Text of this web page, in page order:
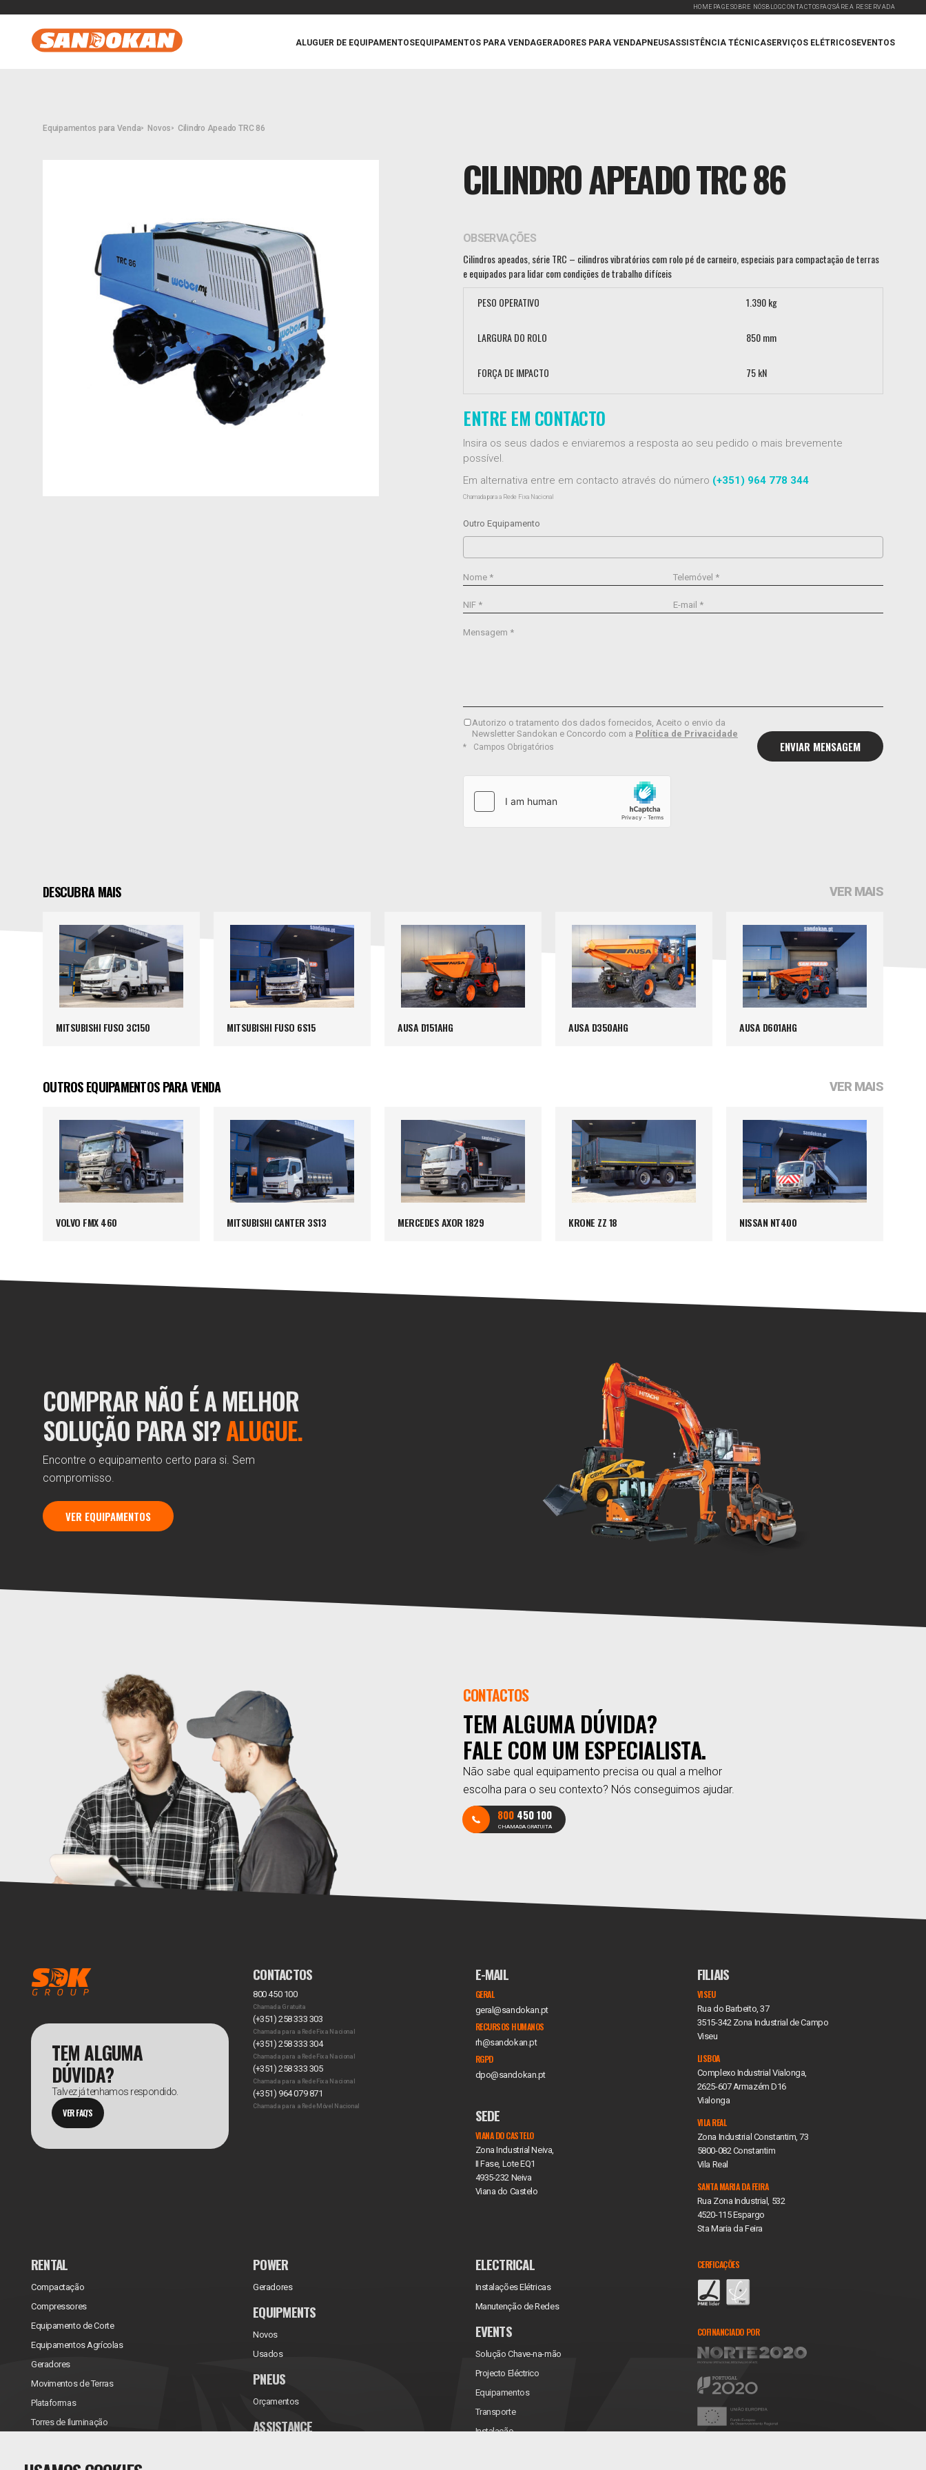
HOMEPAGE SOBRE NÓSBLOGCONTACTOS FAQ'SÁREA RESERVADA
ALUGUER DE EQUIPAMENTOSEQUIPAMENTOS PARA VENDAGERADORES PARA VENDAPNEUSASSISTÊNCIA TÉCNICASERVIÇOS ELÉTRICOSEVENTOS
Equipamentos para Venda Novos Cilindro Apeado TRC 86
CILINDRO APEADO TRC 86
OBSERVAÇÕES
Cilindros apeados, série TRC – cilindros vibratórios com rolo pé de carneiro, especiais para compactação de terras
e equipados para lidar com condições de trabalho difíceis
PESO OPERATIVO
1.390 kg
LARGURA DO ROLO 850 mm
FORÇA DE IMPACTO 75 kN
ENTRE EM CONTACTO
Insira os seus dados e enviaremos a resposta ao seu pedido o mais brevemente
possível.
Em alternativa entre em contacto através do número (+351) 964 778 344
Chamada para a Rede Fixa Nacional
Outro Equipamento
Nome * Telemóvel *
NIF * E-mail *
Mensagem *
Autorizo o tratamento dos dados fornecidos, Aceito o envio da
Newsletter Sandokan e Concordo com a Política de Privacidade
Campos Obrigatórios
DESCUBRA MAIS VER MAIS
MITSUBISHI FUSO 3C150 MITSUBISHI FUSO 6S15 AUSA D151AHG AUSA D350AHG AUSA D601AHG
OUTROS EQUIPAMENTOS PARA VENDA VER MAIS
VOLVO FMX 460 MITSUBISHI CANTER 3S13 MERCEDES AXOR 1829 KRONE ZZ 18 NISSAN NT400
COMPRAR NÃO É A MELHOR
SOLUÇÃO PARA SI?ALUGUE.
Encontre o equipamento certo para si. Sem
compromisso.
VER EQUIPAMENTOS
CONTACTOS
TEM ALGUMA DÚVIDA?
FALE COM UM ESPECIALISTA.
Não sabe qual equipamento precisa ou qual a melhor
escolha para o seu contexto? Nós conseguimos ajudar.
800 450 100
CHAMADA GRATUITA
TEM ALGUMA
DÚVIDA?
Talvez já tenhamos respondido.
VER FAQ'S
CONTACTOS
800 450 100
Chamada Gratuita
(+351) 258 333 303
Chamada para a Rede Fixa Nacional
(+351) 258 333 304
Chamada para a Rede Fixa Nacional
(+351) 258 333 305
Chamada para a Rede Fixa Nacional
(+351) 964 079 871
Chamada para a Rede Móvel Nacional
E-MAIL
GERAL
geral@sandokan.pt
RECURSOS HUMANOS
rh@sandokan.pt
RGPD
dpo@sandokan.pt
SEDE
VIANA DO CASTELO
Zona Industrial Neiva,
II Fase, Lote EQ1
4935-232 Neiva
Viana do Castelo
FILIAIS
VISEU
Rua do Barbeito, 37
3515-342 Zona Industrial de Campo
Viseu
LISBOA
Complexo Industrial Vialonga,
2625-607 Armazém D16
Vialonga
VILA REAL
Zona Industrial Constantim, 73
5800-082 Constantim
Vila Real
SANTA MARIA DA FEIRA
Rua Zona Industrial, 532
4520-115 Espargo
Sta Maria da Feira
RENTAL
Compactação
Compressores
Equipamento de Corte
Equipamentos Agrícolas
Geradores
Movimentos de Terras
Plataformas
Torres de Iluminação
POWER
Geradores
EQUIPMENTS
Novos
Usados
PNEUS
Orçamentos
ASSISTANCE
ELECTRICAL
Instalações Elétricas
Manutenção de Redes
EVENTS
Solução Chave-na-mão
Projecto Eléctrico
Equipamentos
Transporte
Instalação
CERFICAÇÕES
COFINANCIADO POR